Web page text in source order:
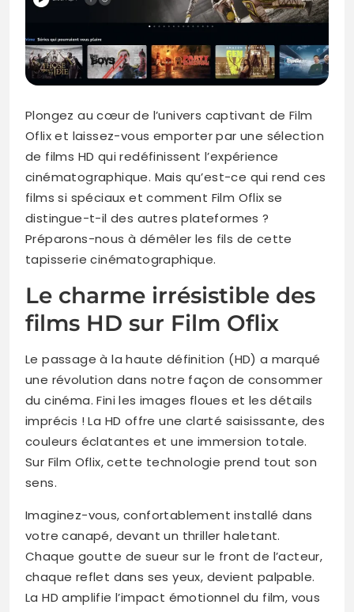
Plongez au cœur de l’univers captivant de Film
Oflix et laissez-vous emporter par une sélection
de films HD qui redéfinissent l’expérience
cinématographique. Mais qu’est-ce qui rend ces
films si spéciaux et comment Film Oflix se
distingue-t-il des autres plateformes ?
Préparons-nous à démêler les fils de cette
tapisserie cinématographique.
Le charme irrésistible des
films HD sur Film Oflix
Le passage à la haute définition (HD) a marqué
une révolution dans notre façon de consommer
du cinéma. Fini les images floues et les détails
imprécis ! La HD offre une clarté saisissante, des
couleurs éclatantes et une immersion totale.
Sur Film Oflix, cette technologie prend tout son
sens.
Imaginez-vous, confortablement installé dans
votre canapé, devant un thriller haletant.
Chaque goutte de sueur sur le front de l’acteur,
chaque reflet dans ses yeux, devient palpable.
La HD amplifie l’impact émotionnel du film, vous